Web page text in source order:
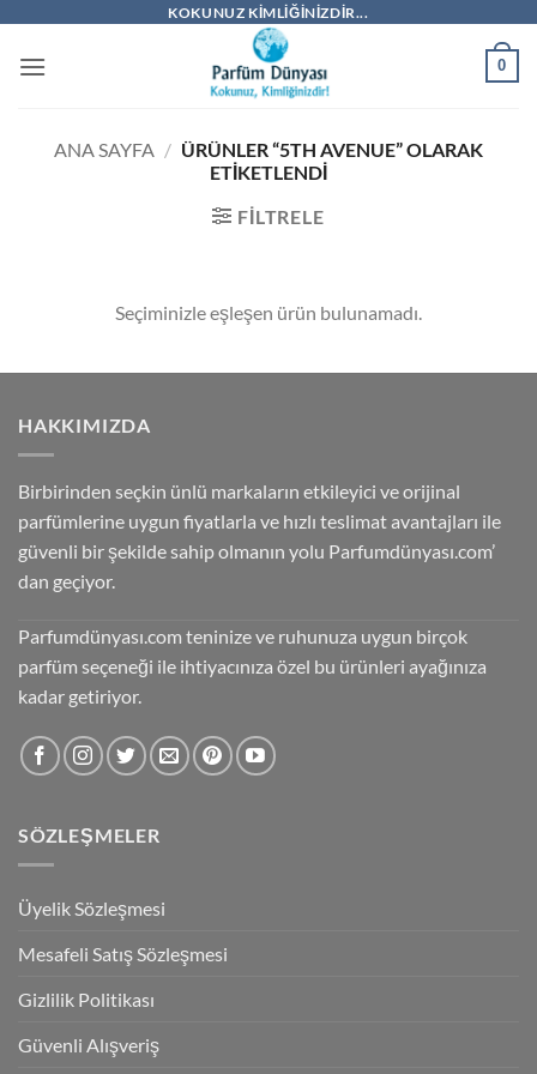
KOKUNUZ KIMLIĞINIZDIR...
0
ANA SAYFA / ÜRÜNLER “5TH AVENUE” OLARAK
ETIKETLENDI
FILTRELE
Seçiminizle eşleşen ürün bulunamadı.
HAKKIMIZDA
Birbirinden seçkin ünlü markaların etkileyici ve orijinal
parfümlerine uygun fiyatlarla ve hızlı teslimat avantajları ile
güvenli bir şekilde sahip olmanın yolu Parfumdünyası.com’
dan geçiyor.
Parfumdünyası.com teninize ve ruhunuza uygun birçok
parfüm seçeneği ile ihtiyacınıza özel bu ürünleri ayağınıza
kadar getiriyor.
SÖZLEŞMELER
Üyelik Sözleşmesi
Mesafeli Satış Sözleşmesi
Gizlilik Politikası
Güvenli Alışveriş